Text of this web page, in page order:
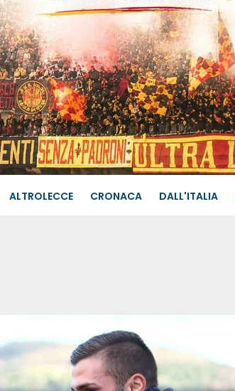
ALTROLECCE CRONACA DALL'ITALIA